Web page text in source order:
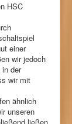
HSC
einer
wir jedoch
in der
wir mit
ähnlich
unseren